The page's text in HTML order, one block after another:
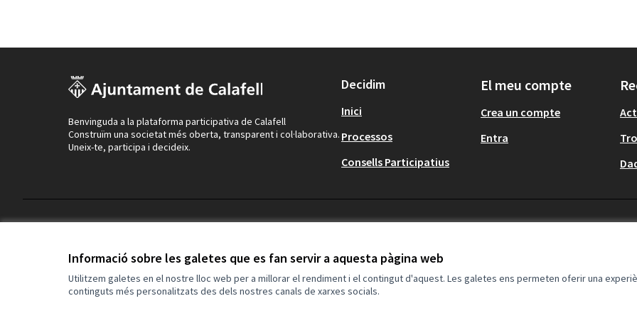
Informació sobre les galetes que es fan servir a aquesta pàgina web
Utilitzem galetes en el nostre lloc web per a millorar el rendiment i el contingut d'aquest. Les galetes ens permeten oferir una
continguts més personalitzats des dels nostres canals de xarxes socials.
Benvinguda a la plataforma participativa de Calafell
Construïm una societat més oberta, transparent i col·laborativa.
Uneix-te, participa i decideix.
Decidim
Inici
Processos
Consells Participatius
El meu compte
Crea un compte
Entra
(Enllaç extern)